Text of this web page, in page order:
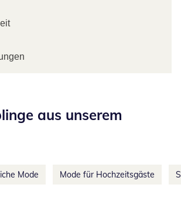
aus unserem
Mode Mode für Hochzeitsgäste